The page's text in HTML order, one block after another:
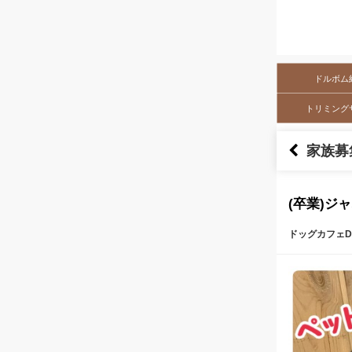
ドルボム
トリミング
家族
(卒業)ジ
ドッグカフェ
本文